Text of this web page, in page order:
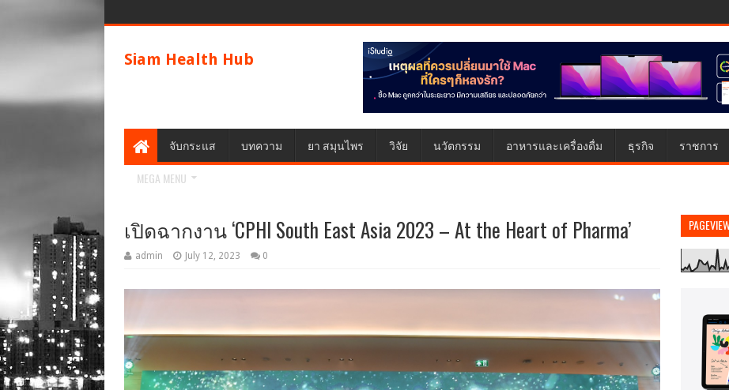
Siam Health Hub
จับกระแส บทความ ยา สมุนไพร วิจัย นวัตกรรม อาหารและเครื่องดื่ม ธุรกิจ ราชการ
MEGA MENU
เปิดฉากงาน ‘CPHI South East Asia 2023 – At the Heart of Pharma’
admin July 12, 2023 0